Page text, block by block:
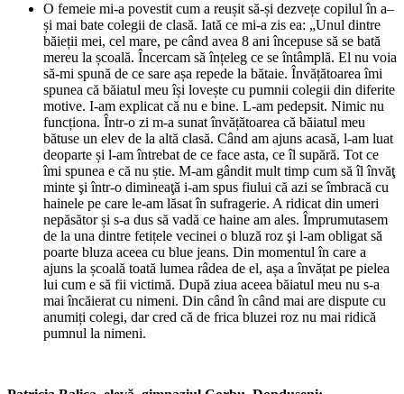
O femeie mi-a povestit cum a reușit să-și dezvețe copilul în a–
și mai bate colegii de clasă. Iată ce mi-a zis ea: „Unul dintre
băieții mei, cel mare, pe când avea 8 ani începuse să se bată
mereu la școală. Încercam să înțeleg ce se întâmplă. El nu voia
să-mi spună de ce sare așa repede la bătaie. Învățătoarea îmi
spunea că băiatul meu își lovește cu pumnii colegii din diferite
motive. I-am explicat că nu e bine. L-am pedepsit. Nimic nu
funcționa. Într-o zi m-a sunat învățătoarea că băiatul meu
bătuse un elev de la altă clasă. Când am ajuns acasă, l-am luat
deoparte și l-am întrebat de ce face asta, ce îl supără. Tot ce
îmi spunea e că nu știe. M-am gândit mult timp cum să îl învăţ
minte şi într-o dimineaţă i-am spus fiului că azi se îmbracă cu
hainele pe care le-am lăsat în sufragerie. A ridicat din umeri
nepăsător și s-a dus să vadă ce haine am ales. Împrumutasem
de la una dintre fetițele vecinei o bluză roz şi l-am obligat să
poarte bluza aceea cu blue jeans. Din momentul în care a
ajuns la școală toată lumea râdea de el, așa a învățat pe pielea
lui cum e să fii victimă. După ziua aceea băiatul meu nu s-a
mai încăierat cu nimeni. Din când în când mai are dispute cu
anumiți colegi, dar cred că de frica bluzei roz nu mai ridică
pumnul la nimeni.